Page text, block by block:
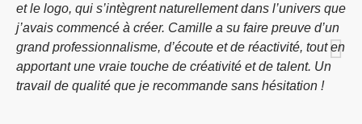
et le logo, qui s’intègrent naturellement dans l’univers que
j’avais commencé à créer. Camille a su faire preuve d’un
grand professionnalisme, d’écoute et de réactivité, tout en
apportant une vraie touche de créativité et de talent. Un
travail de qualité que je recommande sans hésitation !